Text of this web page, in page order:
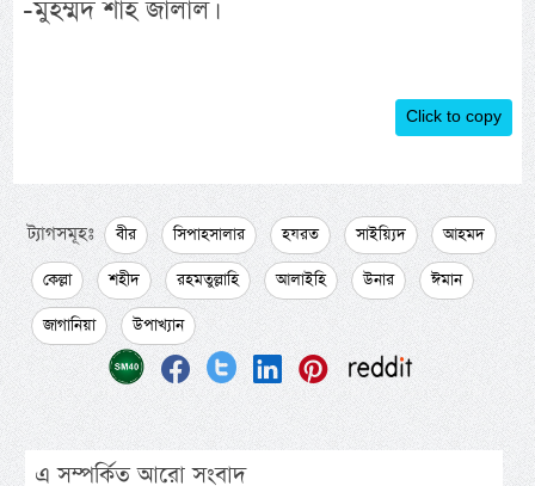
-মুহম্মদ শাহ জালাল।
Click to copy
ট্যাগসমূহঃ বীর সিপাহসালার হযরত সাইয়্যিদ
আহমদ
কেল্লা
শহীদ রহমতুল্লাহি আলাইহি উনার
ঈমান
জাগানিয়া
উপাখ্যান
এ সম্পর্কিত আরো সংবাদ